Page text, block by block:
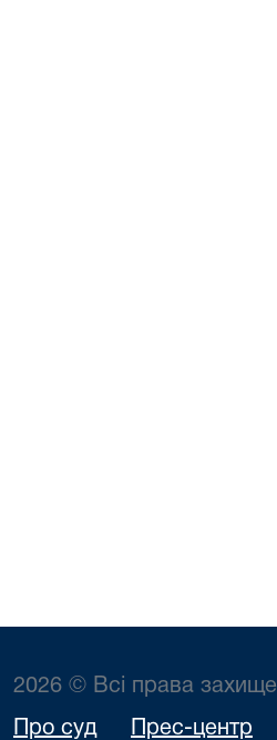
2026 © Всі права
Про суд Прес-центр